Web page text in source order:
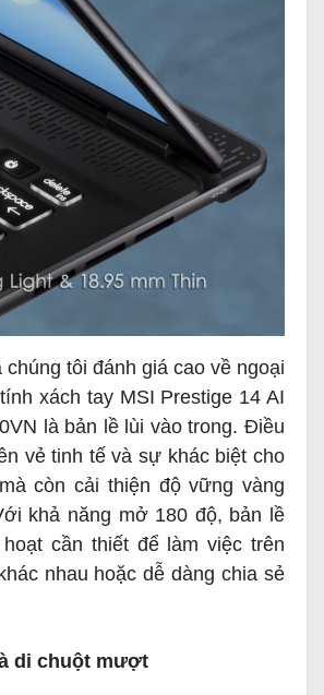
chúng tôi đánh giá cao về ngoại
xách tay MSI Prestige 14 AI
là bản lề lùi vào trong. Điều
vẻ tinh tế và sự khác biệt cho
còn cải thiện độ vững vàng
khả năng mở 180 độ, bản lề
cần thiết để làm việc trên
nhau hoặc dễ dàng chia sẻ
di chuột mượt